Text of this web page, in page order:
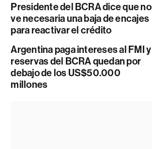
Presidente del BCRA dice que no
ve necesaria una baja de encajes
para reactivar el crédito
Argentina paga intereses al FMI y
reservas del BCRA quedan por
debajo de los US$50.000
millones